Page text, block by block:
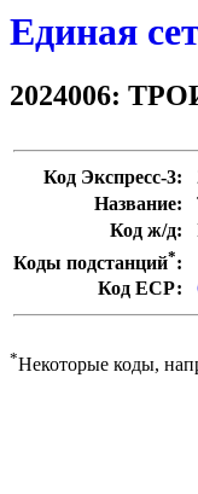
Единая
2024006:
Код Экспресс-3:
Название:
Код ж/д:
Коды подстанций*:
Код ЕСР:
*Некоторые коды,